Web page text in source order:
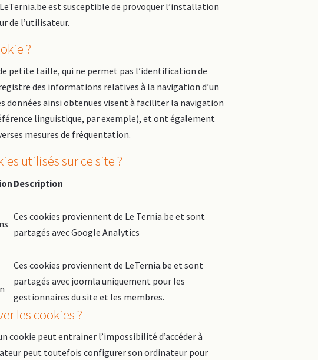
est susceptible de provoquer l’installation
de l’utilisateur.
?
petite taille, qui ne permet pas l’identification de
des informations relatives à la navigation d’un
données ainsi obtenues visent à faciliter la navigation
linguistique, par exemple), et ont également
mesures de fréquentation.
utilisés sur ce site ?
Description
Ces cookies proviennent de Le Ternia.be et sont
partagés avec Google Analytics
Ces cookies proviennent de LeTernia.be et sont
partagés avec joomla uniquement pour les
gestionnaires du site et les membres.
les cookies ?
cookie peut entrainer l’impossibilité d’accéder à
peut toutefois configurer son ordinateur pour